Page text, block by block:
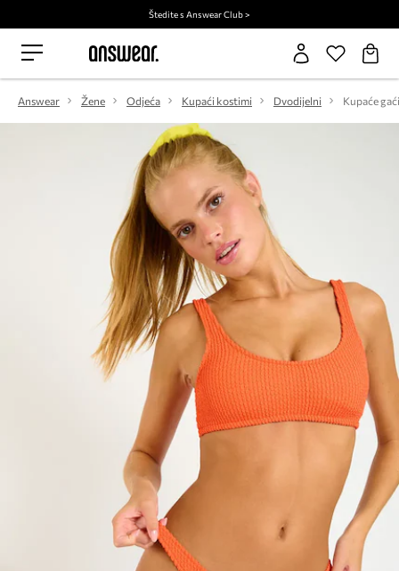
Štedite s Answear Club >
Answear Žene Odjeća Kupaći kostimi Dvodijelni